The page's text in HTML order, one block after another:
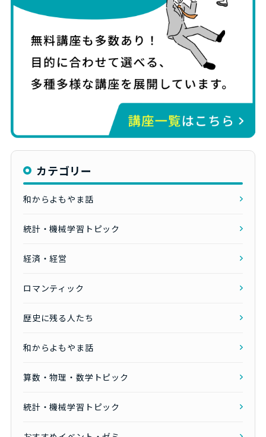
カテゴリー
和からよもやま話
統計・機械学習トピック
経済・経営
ロマンティック
歴史に残る人たち
和からよもやま話
算数・物理・数学トピック
統計・機械学習トピック